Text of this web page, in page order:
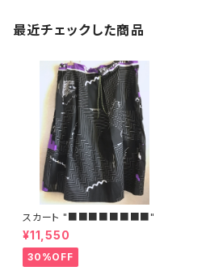
最近チェックした商品
スカート "■■■■■■■■"
¥11,550
30%OFF